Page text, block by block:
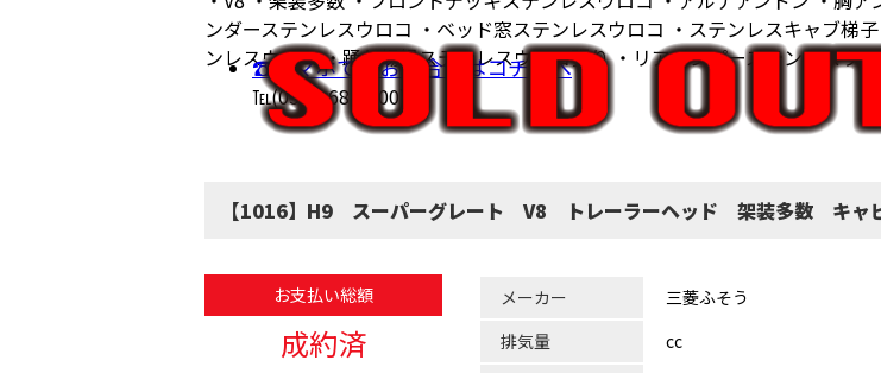
ンダーステンレスウロコ ・ベッド窓ステンレスウロコ ・ステンレスキャブ梯
ンレスウロコ ・踊り場縁ステンレスウロコ張り ・リアバンパーステンレスウ
☎スマホでのお問合せはコチラへ
℡(0586-68-6200)
【1016】H9 スーパーグレート V8 トレーラーヘッド 架装多数 キャ
お支払い総額
成約済
メーカー 三菱ふそう
排気量
cc